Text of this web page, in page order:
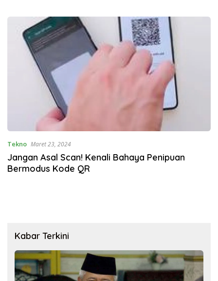
Tekno Maret 23, 2024
Jangan Asal Scan! Kenali Bahaya Penipuan
Bermodus Kode QR
Kabar Terkini